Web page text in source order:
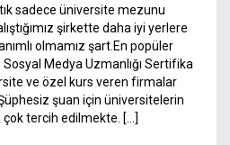
sadece üniversite mezunu
şirkette daha iyi yerlere
olmamız şart.En popüler
Medya Uzmanlığı Sertifika
ve özel kurs veren firmalar
şuan için üniversitelerin
çok tercih edilmekte. […]